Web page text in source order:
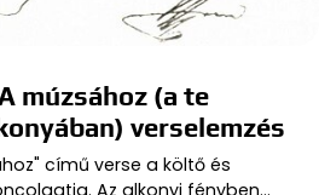
múzsához (a te
verselemzés
című verse a költő és
Az alkonyi fényben…